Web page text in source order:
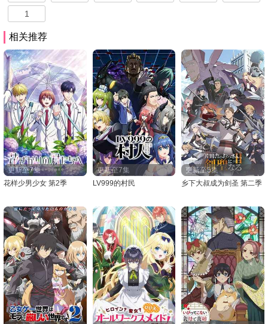
1
相关推荐
更新至7集
花样少男少女 第2季
更新至7集
LV999的村民
更新至5集
乡下大叔成为剑圣 第二季